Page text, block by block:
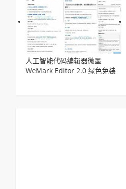
人工智能代码编辑器微墨
WeMark Editor 2.0 绿色免装